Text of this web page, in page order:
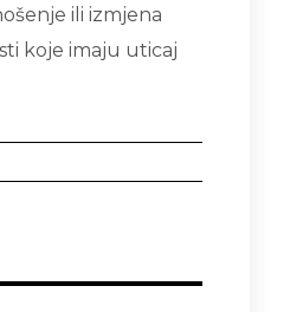
ili izmjena
koje imaju uticaj